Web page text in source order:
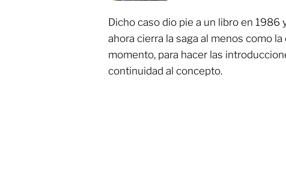
Dicho caso dio pie a un libro en 1986
ahora cierra la saga al menos como
momento, para hacer las
continuidad al concepto.